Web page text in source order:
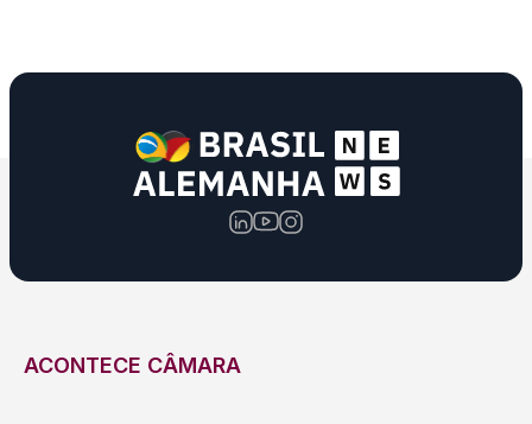
ACONTECE CÂMARA